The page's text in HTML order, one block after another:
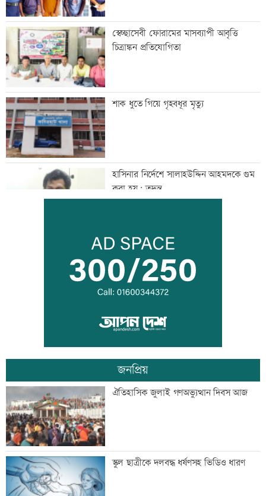
স্বেচ্ছাসেবী ফোরামের মাসব্যাপী আবৃত্তি
চিত্রাঙ্কন প্রতিযোগিতা
শাক ধুতে গিয়ে গৃহবধূর মৃত্যু
হাসিনার নির্দেশে সালাহউদ্দিন আহমদকে গুম
করা হয়: তদন্ত
তরুণদের নেতৃত্বেই প্রযুক্তিনির্ভর উন্নয়ন হবে:
তথ্যপ্রযুক্তিমন্ত্রী
লক্ষ্মীপুর জেলা প্রশাসনের ১৪ কর্মকর্তা-
কর্মচারীর বিদায়ী সংবর্ধনা
সব শর্ত মেনে নিলে হরমুজ খুলবো: ইরান
মেসির বাবা মারা গেছেন
জনপ্রিয়
ঐতিহাসিক জুলাই গণঅভ্যুত্থান দিবস আজ
স্কুল ছাত্রীকে দলবদ্ধ ধর্ষণসহ ভিডিও ধারণ